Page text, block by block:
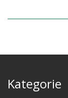
Kategorie